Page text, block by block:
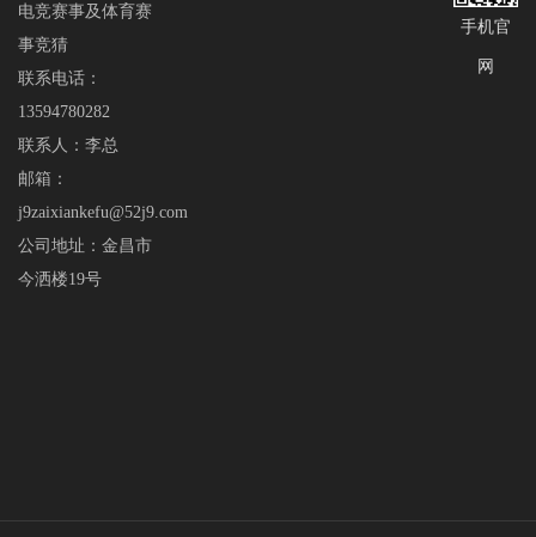
电竞赛事及体育赛
事竞猜
联系电话：
13594780282
联系人：李总
邮箱：
j9zaixiankefu@52j9.com
公司地址：金昌市
今洒楼19号
手机官
网